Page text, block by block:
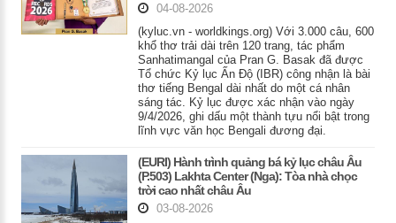
04-08-2026
(kyluc.vn - worldkings.org) Với 3.000 câu, 600
khổ thơ trải dài trên 120 trang, tác phẩm
Sanhatimangal của Pran G. Basak đã được
Tổ chức Kỷ lục Ấn Độ (IBR) công nhận là bài
thơ tiếng Bengal dài nhất do một cá nhân
sáng tác. Kỷ lục được xác nhận vào ngày
9/4/2026, ghi dấu một thành tựu nổi bật trong
lĩnh vực văn học Bengali đương đại.
(EURI) Hành trình quảng bá kỷ lục châu Âu
(P.503) Lakhta Center (Nga): Tòa nhà chọc
trời cao nhất châu Âu
03-08-2026